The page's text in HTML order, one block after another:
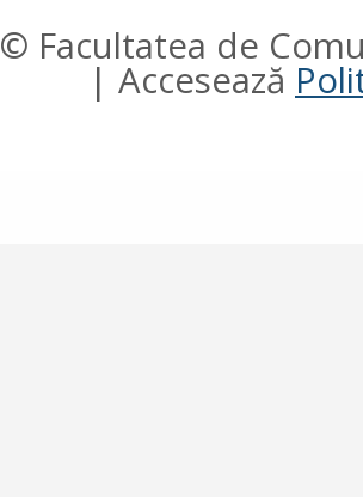
© Facultatea de
| Accesează